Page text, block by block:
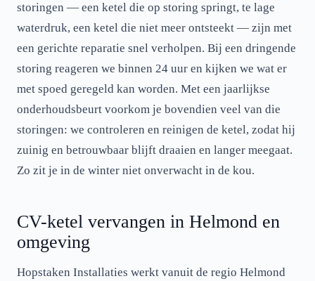
storingen — een ketel die op storing springt, te lage
waterdruk, een ketel die niet meer ontsteekt — zijn met
een gerichte reparatie snel verholpen. Bij een dringende
storing reageren we binnen 24 uur en kijken we wat er
met spoed geregeld kan worden. Met een jaarlijkse
onderhoudsbeurt voorkom je bovendien veel van die
storingen: we controleren en reinigen de ketel, zodat hij
zuinig en betrouwbaar blijft draaien en langer meegaat.
Zo zit je in de winter niet onverwacht in de kou.
CV-ketel vervangen in Helmond en
omgeving
Hopstaken Installaties werkt vanuit de regio Helmond